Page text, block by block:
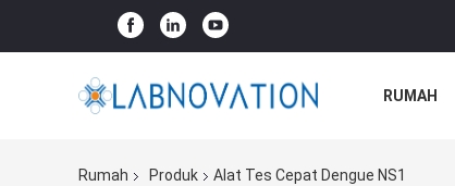
RUMAH
Rumah Produk Alat Tes Cepat Dengue NS1